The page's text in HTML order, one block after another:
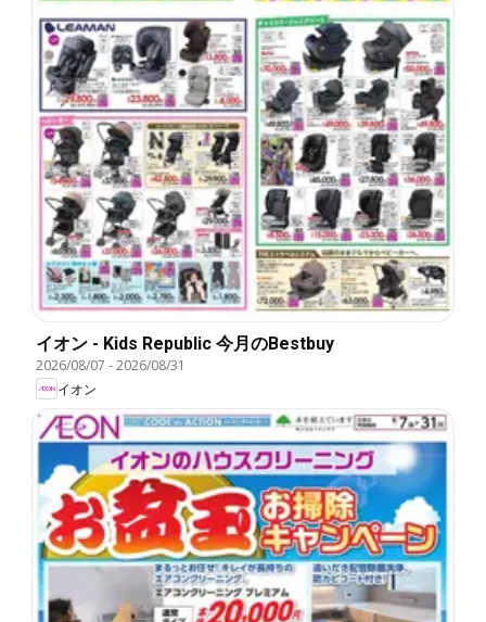
イオン - Kids Republic 今月のBestbuy
2026/08/07 -2026/08/31
イオン